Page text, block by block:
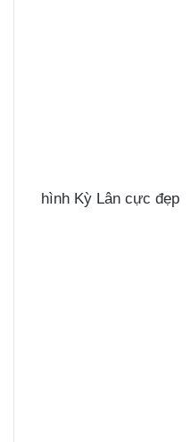
hình Kỳ Lân cực đẹp